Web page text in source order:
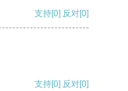
支持[0] 反对[0]
支持[0] 反对[0]